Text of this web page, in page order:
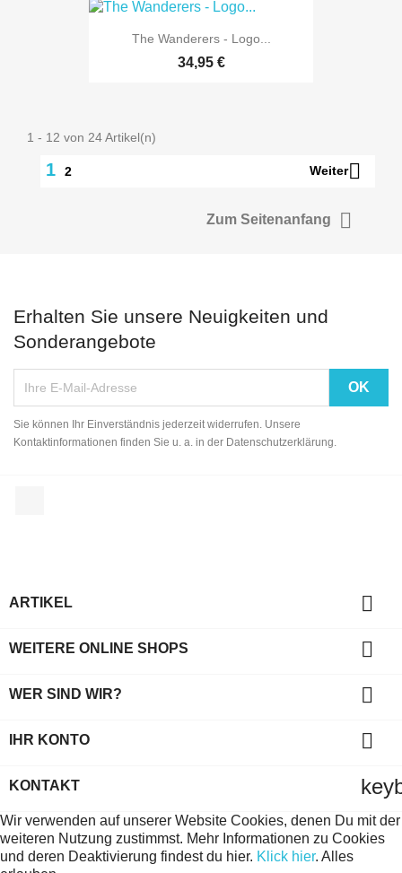
The Wanderers - Logo...
34,95 €
1 - 12 von 24 Artikel(n)
1 2 Weiter
Zum Seitenanfang 
Erhalten Sie unsere Neuigkeiten und
Sonderangebote
Sie können Ihr Einverständnis jederzeit widerrufen. Unsere
Kontaktinformationen finden Sie u. a. in der Datenschutzerklärung.
ARTIKEL 
WEITERE ONLINE SHOPS 
WER SIND WIR? 
IHR KONTO 
KONTAKT
Wir verwenden auf unserer Website Cookies, denen Du mit der
weiteren Nutzung zustimmst. Mehr Informationen zu Cookies
und deren Deaktivierung findest du hier. Klick hier. Alles